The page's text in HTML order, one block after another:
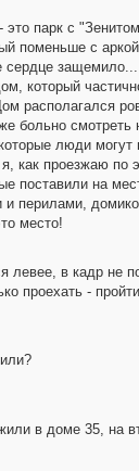
это парк с
поменьше с
который
располагался
больно смотреть
люди могут
как проезжаю по
поставили на
и перилами,
место!
левее, в кадр не
проехать -
в доме 35, на